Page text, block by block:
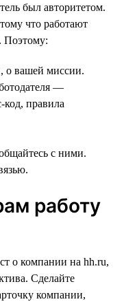
был авторитетом.
что работают
Поэтому:
о вашей миссии.
—
код, правила
с ними.
работу
о компании на hh.ru,
Сделайте
компании,